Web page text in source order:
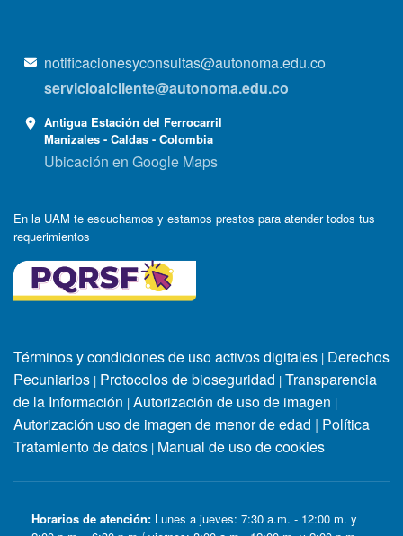
notificacionesyconsultas@autonoma.edu.co
servicioalcliente@autonoma.edu.co
Antigua Estación del Ferrocarril
Manizales - Caldas - Colombia
Ubicación en Google Maps
En la UAM te escuchamos y estamos prestos para atender todos tus
requerimientos
Términos y condiciones de uso activos digitales | Derechos
Pecuniarios | Protocolos de bioseguridad | Transparencia
de la Información | Autorización de uso de imagen |
Autorización uso de imagen de menor de edad | Política
Tratamiento de datos | Manual de uso de cookies
Horarios de atención: Lunes a jueves: 7:30 a.m. - 12:00 m. y